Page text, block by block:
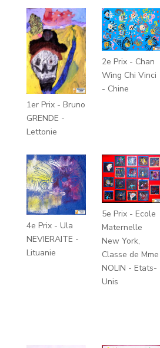
1er Prix - Bruno
GRENDE -
Lettonie
2e Prix - Chan
Wing Chi Vinci
- Chine
4e Prix - Ula
NEVIERAITE -
Lituanie
5e Prix - Ecole
Maternelle
New York,
Classe de Mme
NOLIN - Etats-
Unis